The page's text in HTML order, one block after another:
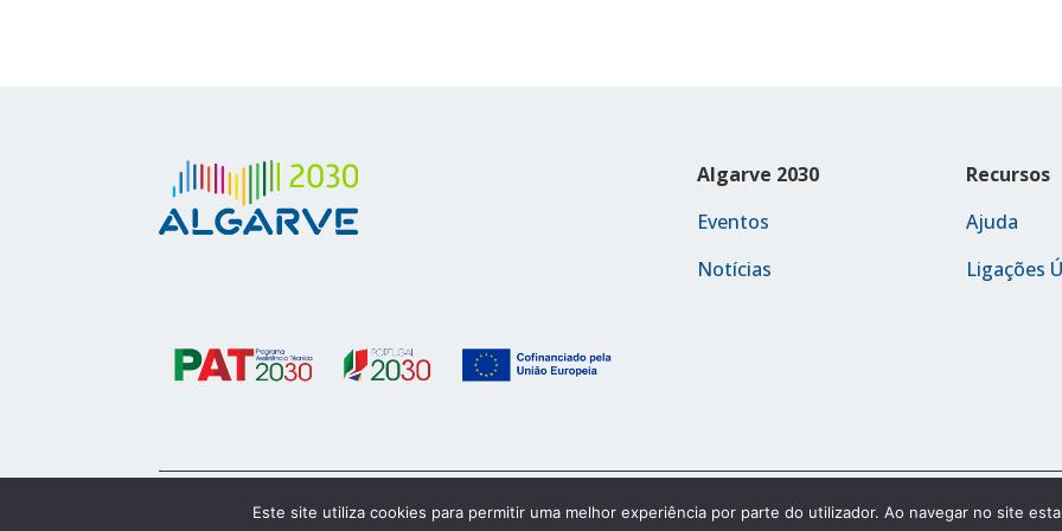
Algarve 2030
Eventos
Notícias
Recursos
Ajuda
Ligações
© 2023 Algarve 2030 Política de Acessibilidade
Este site utiliza cookies para permitir uma melhor experiência por parte do utilizador. Ao navegar no site